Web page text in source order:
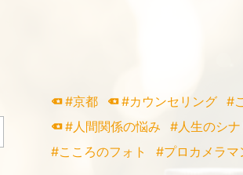
#京都 #カウンセリング #
#人間関係の悩み
#人生のシナ
#こころのフォト
#プロカメラマ